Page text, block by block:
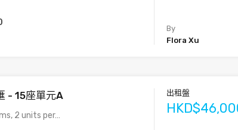
By
Flora Xu
- 15座單元A
2 units per…
出租盤